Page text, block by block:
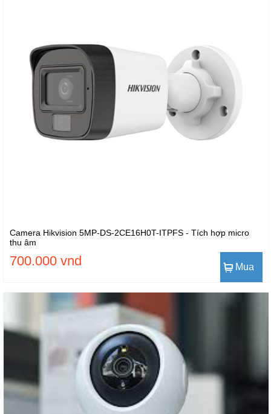
Camera Hikvision 5MP-DS-2CE16H0T-ITPFS - Tích hợp micro
thu âm
700.000 vnd Mua